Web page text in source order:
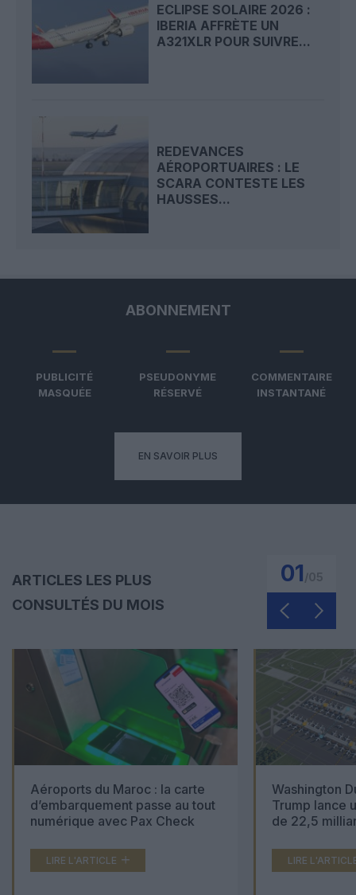
ECLIPSE SOLAIRE 2026 :
IBERIA AFFRÈTE UN
A321XLR POUR SUIVRE...
REDEVANCES
AÉROPORTUAIRES : LE
SCARA CONTESTE LES
HAUSSES...
ABONNEMENT
PUBLICITÉ
MASQUÉE
PSEUDONYME
RÉSERVÉ
COMMENTAIRE
INSTANTANÉ
EN SAVOIR PLUS
ARTICLES LES PLUS
CONSULTÉS DU MOIS
01
Aéroports du Maroc : la carte
d’embarquement passe au tout
numérique avec Pax Check
LIRE L'ARTICLE
Washington
Trump lance
de 22,5
LIRE